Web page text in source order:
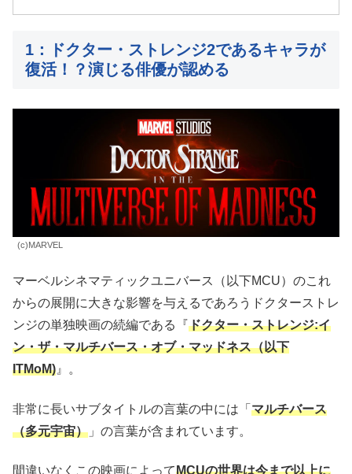
1：ドクター・ストレンジ2であるキャラが
復活！？演じる俳優が認める
(c)MARVEL
マーベルシネマティックユニバース（以下MCU）のこれ
からの展開に大きな影響を与えるであろうドクターストレ
ンジの単独映画の続編である『ドクター・ストレンジ:イ
ン・ザ・マルチバース・オブ・マッドネス（以下
ITMoM) 』。
非常に長いサブタイトルの言葉の中には「 マルチバース
（多元宇宙） 」の言葉が含まれています。
間違いなくこの映画によってMCUの世界は今まで以上に